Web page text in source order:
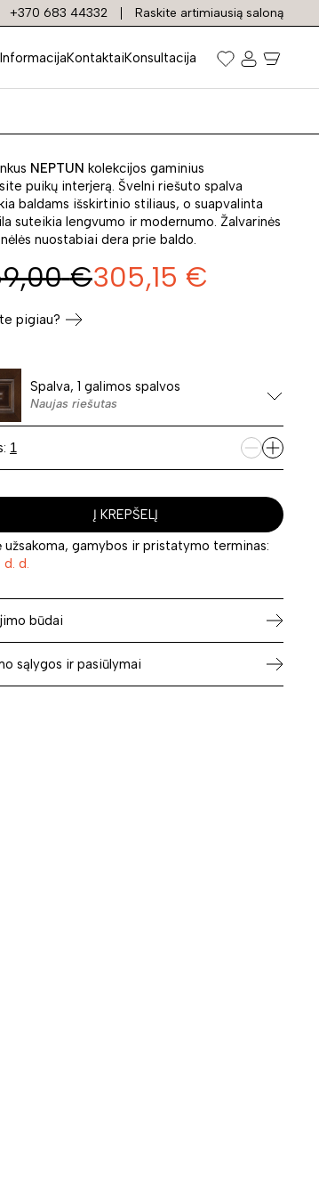
+370 683 44332 Raskite artimiausią saloną
InformacijaKontaktaiKonsultacija
NEPTUN N-
NEPTUN kolekcijos gaminius
puikų interjerą. Švelni riešuto spalva
baldams išskirtinio stiliaus, o suapvalinta
suteikia lengvumo ir modernumo. Žalvarinės
nuostabiai dera prie baldo.
€305,15 €
pigiau?
Spalva, 1 galimos spalvos
Naujas riešutas
Į KREPŠELĮ
užsakoma, gamybos ir pristatymo terminas:
d. d.
būdai
sąlygos ir pasiūlymai